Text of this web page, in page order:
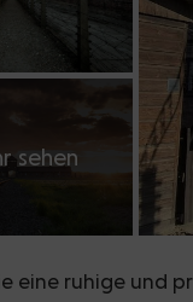
sehen
eine ruhige und